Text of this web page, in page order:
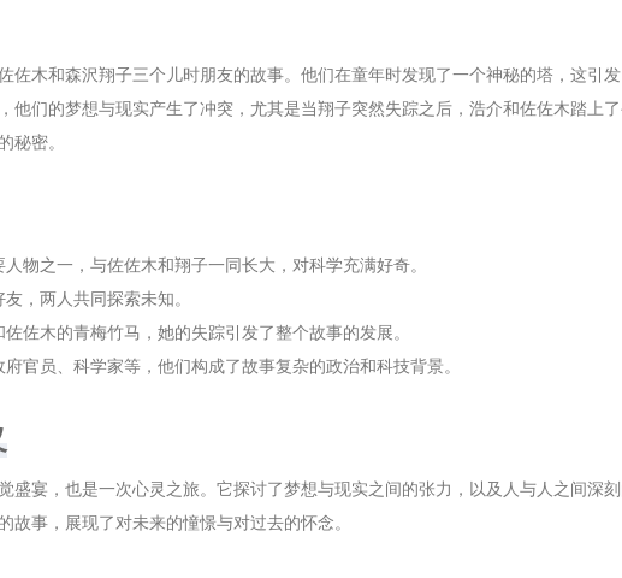
「雲のむこう、約束の場所」
佐木和森沢翔子三个儿时朋友的故事。他们在童年时发现了一个神秘的塔，这引
他们的梦想与现实产生了冲突，尤其是当翔子突然失踪之后，浩介和佐佐木踏上
秘密。
人物之一，与佐佐木和翔子一同长大，对科学充满好奇。
友，两人共同探索未知。
佐佐木的青梅竹马，她的失踪引发了整个故事的发展。
府官员、科学家等，他们构成了故事复杂的政治和科技背景。
盛宴，也是一次心灵之旅。它探讨了梦想与现实之间的张力，以及人与人之间深
故事，展现了对未来的憧憬与对过去的怀念。